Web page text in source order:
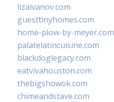
lizaivanov.com
guesttinyhomes.com
home-plow-by-meyer.com
palatelatincuisine.com
blackdoglegacy.com
eatvivahouston.com
thebigshowok.com
chimeandstave.com